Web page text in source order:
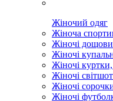
Жіночий одяг
Жіноча
Жіночі
Жіночі
Жіночі
Жіночі
Жіночі
Жіночі